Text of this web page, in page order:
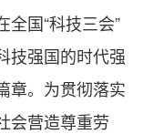
国“科技三会”
技强国的时代强
章。为贯彻落实
会营造尊重劳